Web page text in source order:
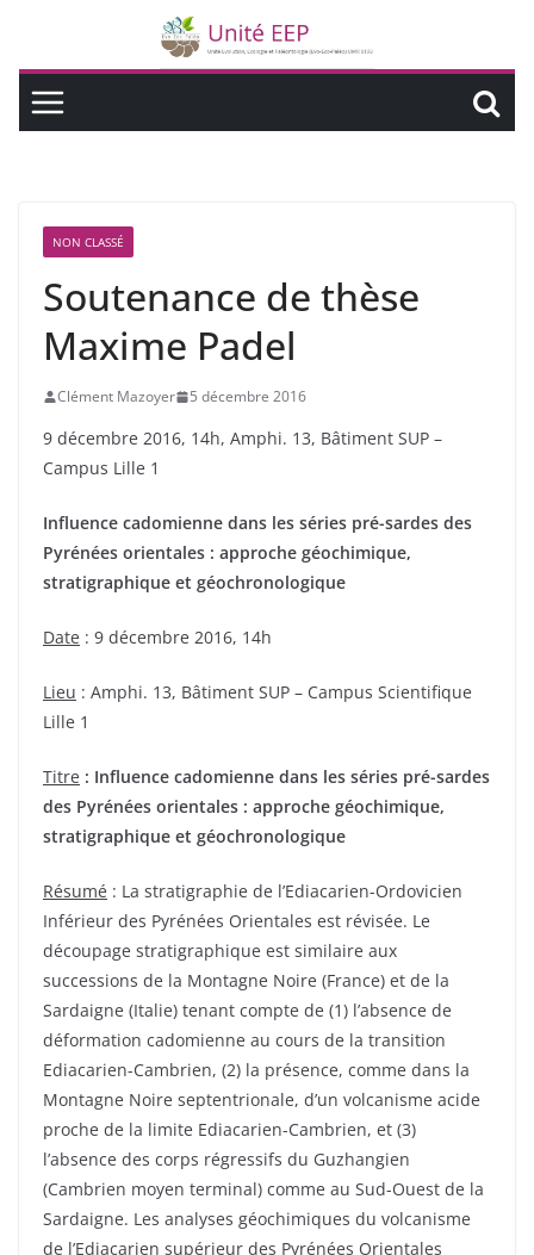
NON CLASSÉ
Soutenance de thèse
Maxime Padel
Clément Mazoyer 5 décembre 2016
9 décembre 2016, 14h, Amphi. 13, Bâtiment SUP –
Campus Lille 1
Influence cadomienne dans les séries pré-sardes des
Pyrénées orientales : approche géochimique,
stratigraphique et géochronologique
Date : 9 décembre 2016, 14h
Lieu : Amphi. 13, Bâtiment SUP – Campus Scientifique
Lille 1
Titre : Influence cadomienne dans les séries pré-sardes
des Pyrénées orientales : approche géochimique,
stratigraphique et géochronologique
Résumé : La stratigraphie de l’Ediacarien-Ordovicien
Inférieur des Pyrénées Orientales est révisée. Le
découpage stratigraphique est similaire aux
successions de la Montagne Noire (France) et de la
Sardaigne (Italie) tenant compte de (1) l’absence de
déformation cadomienne au cours de la transition
Ediacarien-Cambrien, (2) la présence, comme dans la
Montagne Noire septentrionale, d’un volcanisme acide
proche de la limite Ediacarien-Cambrien, et (3)
l’absence des corps régressifs du Guzhangien
(Cambrien moyen terminal) comme au Sud-Ouest de la
Sardaigne. Les analyses géochimiques du volcanisme
de l’Ediacarien supérieur des Pyrénées Orientales